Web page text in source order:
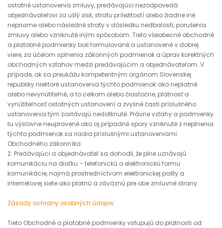
ostatné ustanovenia zmluvy, predávajúci nezodpovedá
objednávateľovi za ušlý zisk, stratu príležitostí alebo žiadne iné
nepriame alebo následné straty v dôsledku nedbalosti, porušenia
zmluvy alebo vzniknuté iným spôsobom. Tieto všeobecné obchodné
a platobné podmienky boli formulované a ustanovené v dobrej
viere, za účelom splnenia zákonných podmienok a úprav korektných
obchodných vzťahov medzi predávajúcim a objednávateľom. V
prípade, ak sa preukážu kompetentným orgánom Slovenskej
republiky niektoré ustanovenia týchto podmienok ako neplatné
alebo nevynútiteľné, a to celkom alebo čiastočne, platnosť a
vynútiteľnosť ostatných ustanovení a zvyšné časti príslušného
ustanovenia tým zostávajú nedotknuté. Právne vzťahy a podmienky
tu výslovne neupravené ako aj prípadné spory vzniknuté z neplnenia
týchto podmienok sa riadia príslušnými ustanoveniami
Obchodného zákonníka.
2. Predávajúci a objednávateľ sa dohodli, že plne uznávajú
komunikáciu na diaľku – telefonickú a elektronickú formu
komunikácie, najmä prostredníctvom elektronickej pošty a
internetovej siete ako platnú a záväznú pre obe zmluvné strany.
Zásady ochrany osobných údajov
Tieto Obchodné a platobné podmienky vstupujú do platnosti od